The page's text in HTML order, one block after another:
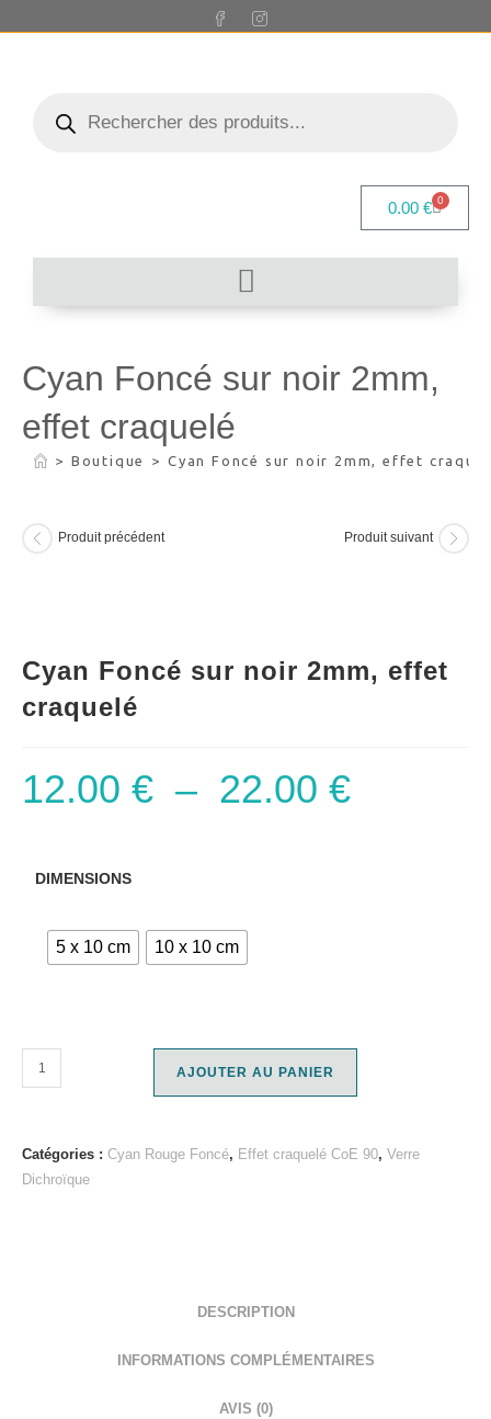
0.00 € 0
Cyan Foncé sur noir 2mm,
effet craquelé
> Boutique > Cyan Foncé sur noir 2mm, effet
Produit précédent Produit suivant
Cyan Foncé sur noir 2mm, effet
craquelé
12.00 € – 22.00 €
DIMENSIONS
5 x 10 cm 10 x 10 cm
AJOUTER AU PANIER
Catégories : Cyan Rouge Foncé, Effet craquelé CoE 90, Verre
Dichroïque
DESCRIPTION
INFORMATIONS COMPLÉMENTAIRES
AVIS (0)